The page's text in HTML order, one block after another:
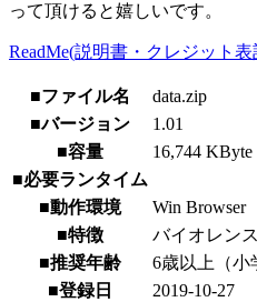
って頂けると嬉しいです。
ReadMe(説明書・クレジット
■ファイル名
data.zip
■バージョン
1.01
■容量
16,744 KByte
■必要ランタイム
■動作環境
Win Browser
■特徴
バイオレン
■推奨年齢
6歳以上（小
■登録日
2019-10-27